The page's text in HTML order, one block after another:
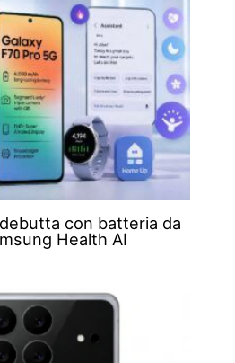
con batteria da
Health AI